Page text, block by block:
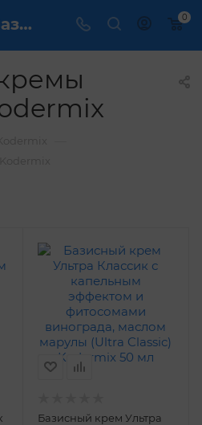
Косметика Базисные кремы (основы) Kodermix - купить в интернет магазине ✔️ по выгодной цене 0
Базисный крем Ультра